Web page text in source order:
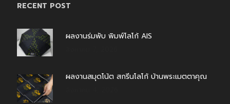
RECENT POST
ผลงานร่มพับ พิมพ์โลโก้ AIS
ผลงานสมุดโน้ต สกรีนโลโก้ บ้านพระเมตตาคุณ